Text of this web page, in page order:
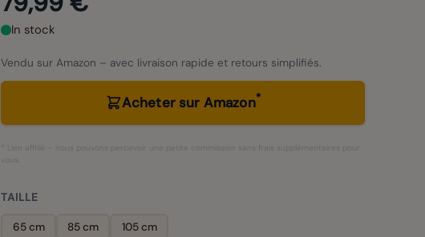
In stock
Vendu sur Amazon – avec livraison rapide et retours simplifiés.
Acheter sur Amazon*
* Lien affilié – nous pouvons percevoir une petite commission sans frais supplémentaires pour
vous.
TAILLE
65 cm 85 cm 105 cm